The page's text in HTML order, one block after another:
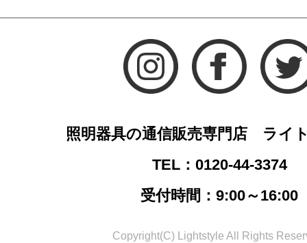
照明器具の通信販売専門店 ライ
TEL：0120-44-3374
受付時間：9:00～16:00
Copyright(C) Lightstyle All Rights